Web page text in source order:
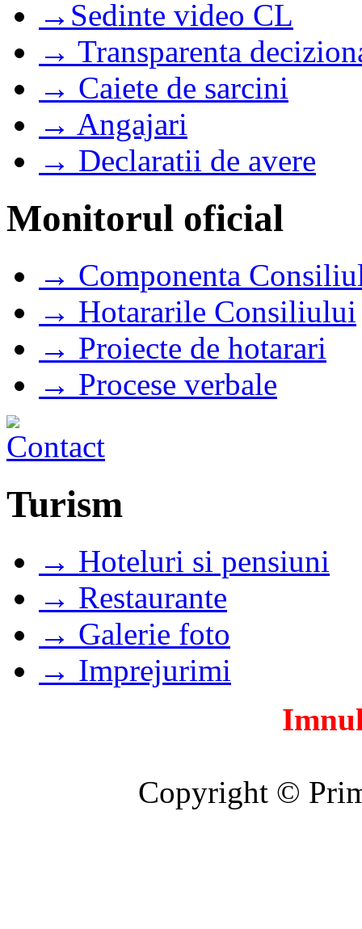
→Sedinte video CL
→ Transparenta
→ Caiete de sarcini
→ Angajari
→ Declaratii de avere
Monitorul oficial
→ Componenta
→ Hotararile Consiliului
→ Proiecte de hotarari
→ Procese verbale
Turism
→ Hoteluri si pensiuni
→ Restaurante
→ Galerie foto
→ Imprejurimi
Copyright ©